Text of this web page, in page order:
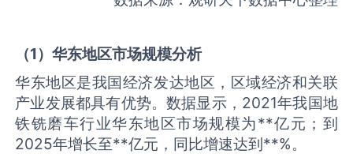
（1）华东地区市场规模分析
华东地区是我国经济发达地区，区域经济和关联
产业发展都具有优势。数据显示，2021年我国地
铁铣磨车行业华东地区市场规模为**亿元；到
2025年增长至**亿元，同比增速达到**%。